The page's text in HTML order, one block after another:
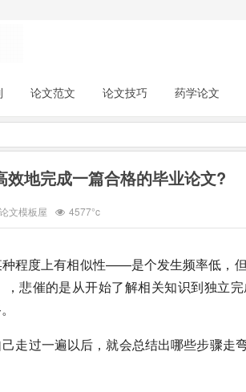
论文范文 论文技巧 药学论文
效地完成一篇合格的毕业论文?
论文模板屋 4577°c
程度上有相似性——是个发生频率低，
悲催的是从开始了解相关知识到独立
走过一遍以后，就会总结出哪些步骤走